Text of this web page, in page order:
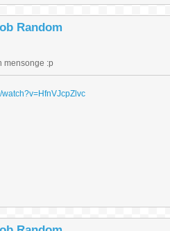
Random
mensonge :p
watch?v=HfnVJcpZlvc